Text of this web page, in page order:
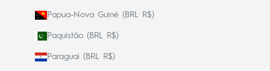
Papua-Nova Guiné (BRL R$)
Paquistão (BRL R$)
Paraguai (BRL R$)